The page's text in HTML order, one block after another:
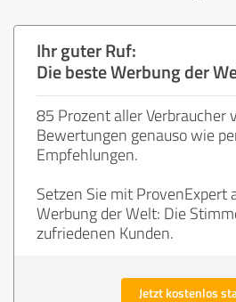
Ihr guter Ruf:
Die beste Werbung der
85 Prozent aller Verbraucher
Bewertungen genauso wie
Empfehlungen.
Setzen Sie mit ProvenExpert
Werbung der Welt: Die
zufriedenen Kunden.
Jetzt kostenlos